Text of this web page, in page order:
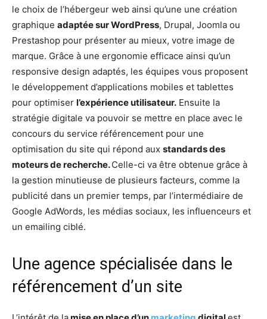
le choix de l’hébergeur web ainsi qu’une une création
graphique adaptée sur WordPress, Drupal, Joomla ou
Prestashop pour présenter au mieux, votre image de
marque. Grâce à une ergonomie efficace ainsi qu’un
responsive design adaptés, les équipes vous proposent
le développement d’applications mobiles et tablettes
pour optimiser l’expérience utilisateur. Ensuite la
stratégie digitale va pouvoir se mettre en place avec le
concours du service référencement pour une
optimisation du site qui répond aux standards des
moteurs de recherche.Celle-ci va être obtenue grâce à
la gestion minutieuse de plusieurs facteurs, comme la
publicité dans un premier temps, par l’intermédiaire de
Google AdWords, les médias sociaux, les influenceurs et
un emailing ciblé.
Une agence spécialisée dans le
référencement d’un site